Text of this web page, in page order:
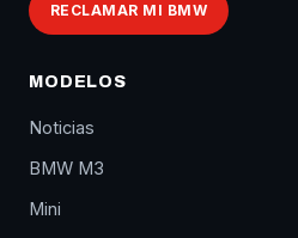
RECLAMAR MI BMW
MODELOS
Noticias
BMW M3
Mini